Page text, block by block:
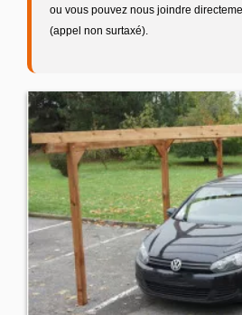
ou vous pouvez nous joindre
(appel non surtaxé).